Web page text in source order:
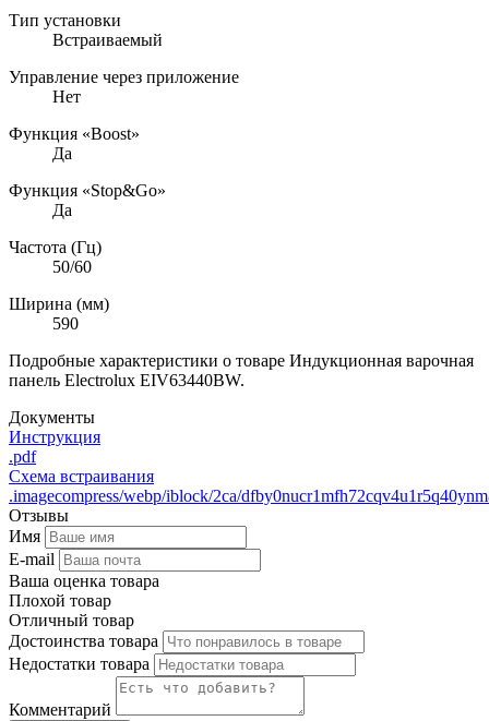
Тип установки
Встраиваемый
Управление через приложение
Нет
Функция «Boost»
Да
Функция «Stop&Go»
Да
Частота (Гц)
50/60
Ширина (мм)
590
Подробные характеристики о товаре Индукционная варочная
панель Electrolux EIV63440BW.
Документы
Инструкция
.pdf
Схема встраивания
.imagecompress/webp/iblock/2ca/
Отзывы
Имя
E-mail
Ваша оценка товара
Плохой товар
Отличный товар
Достоинства товара
Недостатки товара
Комментарий